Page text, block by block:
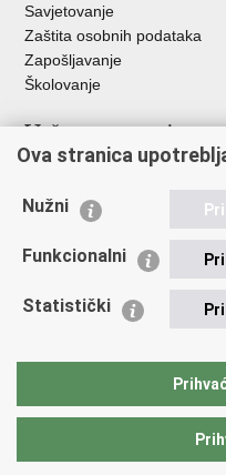
Savjetovanje
Zaštita osobnih podataka
Zapošljavanje
Školovanje
Važne poveznice
Ministarstvo unutarnjih
Udruge
Policijska akademija
Zaklada policijske
Vučetić"
Ova stranica
Nužni
Funkcionalni
Statistički